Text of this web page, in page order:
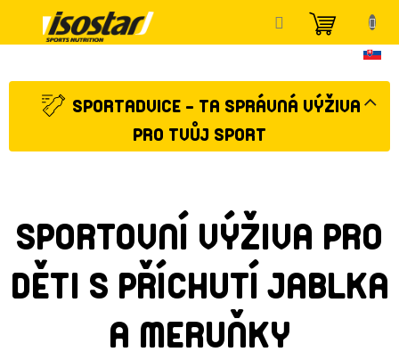
obsah
KOŠÍK
SPORTADVICE - TA SPRÁVNÁ VÝŽIVA
PRO TVŮJ SPORT
SPORTOVNÍ VÝŽIVA PRO
DĚTI S PŘÍCHUTÍ JABLKA
A MERUŇKY